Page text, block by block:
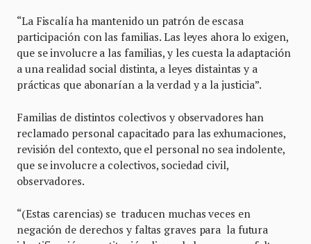
“La Fiscalía ha mantenido un patrón de escasa
participación con las familias. Las leyes ahora lo exigen,
que se involucre a las familias, y les cuesta la adaptación
a una realidad social distinta, a leyes distaintas y a
prácticas que abonarían a la verdad y a la justicia”.
Familias de distintos colectivos y observadores han
reclamado personal capacitado para las exhumaciones,
revisión del contexto, que el personal no sea indolente,
que se involucre a colectivos, sociedad civil,
observadores.
“(Estas carencias) se traducen muchas veces en
negación de derechos y faltas graves para la futura